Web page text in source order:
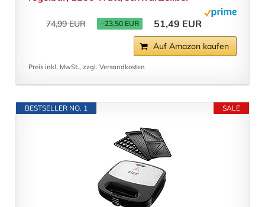
74,99 EUR −23,50 EUR 51,49 EUR
Auf Amazon kaufen
Preis inkl. MwSt., zzgl. Versandkosten
SALE
BESTSELLER NO. 1